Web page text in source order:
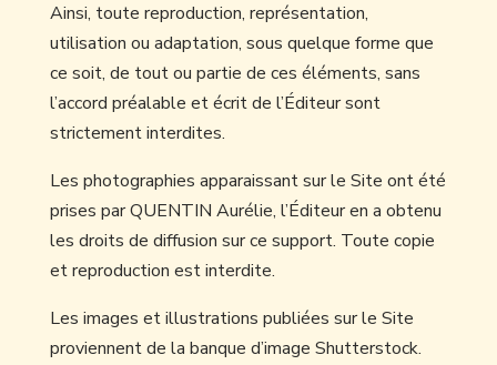
Ainsi, toute reproduction, représentation,
utilisation ou adaptation, sous quelque forme que
ce soit, de tout ou partie de ces éléments, sans
l’accord préalable et écrit de l’Éditeur sont
strictement interdites.
Les photographies apparaissant sur le Site ont été
prises par QUENTIN Aurélie, l’Éditeur en a obtenu
les droits de diffusion sur ce support. Toute copie
et reproduction est interdite.
Les images et illustrations publiées sur le Site
proviennent de la banque d’image Shutterstock.